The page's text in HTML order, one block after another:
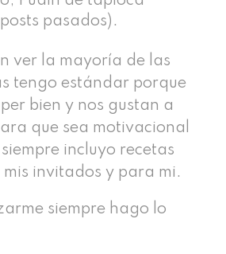
pasados).
ver la mayoría de las
tengo estándar porque
bien y nos gustan a
que sea motivacional
incluyo recetas
invitados y para mi.
siempre hago lo